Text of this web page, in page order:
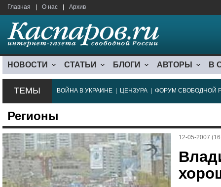
Главная О нас Архив
НОВОСТИ СТАТЬИ БЛОГИ АВТОРЫ В
ТЕМЫ ВОЙНА В УКРАИНЕ ЦЕНЗУРА ФОРУМ СВОБОДНОЙ
Регионы
12-05-2007